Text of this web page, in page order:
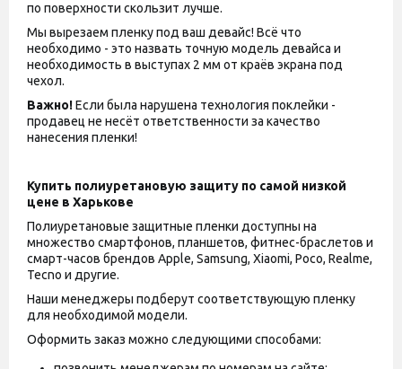
по поверхности скользит лучше.
Мы вырезаем пленку под ваш девайс! Всё что
необходимо - это назвать точную модель девайса и
необходимость в выступах 2 мм от краёв экрана под
чехол.
Важно!Если была нарушена технология поклейки -
продавец не несёт ответственности за качество
нанесения пленки!
Купить полиуретановую защиту по самой низкой
цене в Харькове
Полиуретановые защитные пленки доступны на
множество смартфонов, планшетов, фитнес-браслетов и
смарт-часов брендов Apple, Samsung, Xiaomi, Poco, Realme,
Tecno и другие.
Наши менеджеры подберут соответствующую пленку
для необходимой модели.
Оформить заказ можно следующими способами: